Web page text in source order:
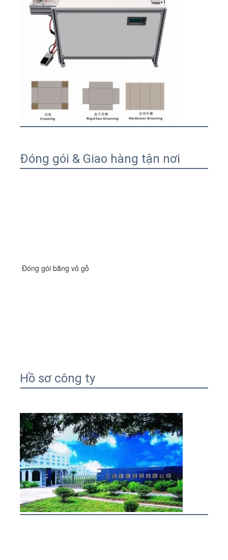
Túi giấy Forming Machine
Máy đóng gói tự động
Đóng gói & Giao hàng tận nơi
Đóng gói bằng vỏ gỗ
Hồ sơ công ty